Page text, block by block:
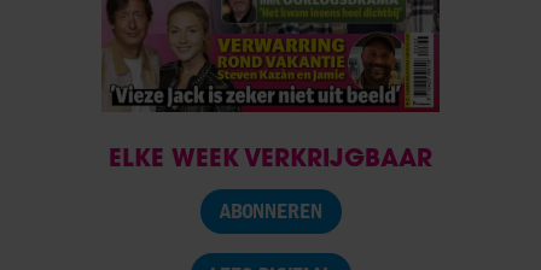
ELKE WEEK VERKRIJGBAAR
ABONNEREN